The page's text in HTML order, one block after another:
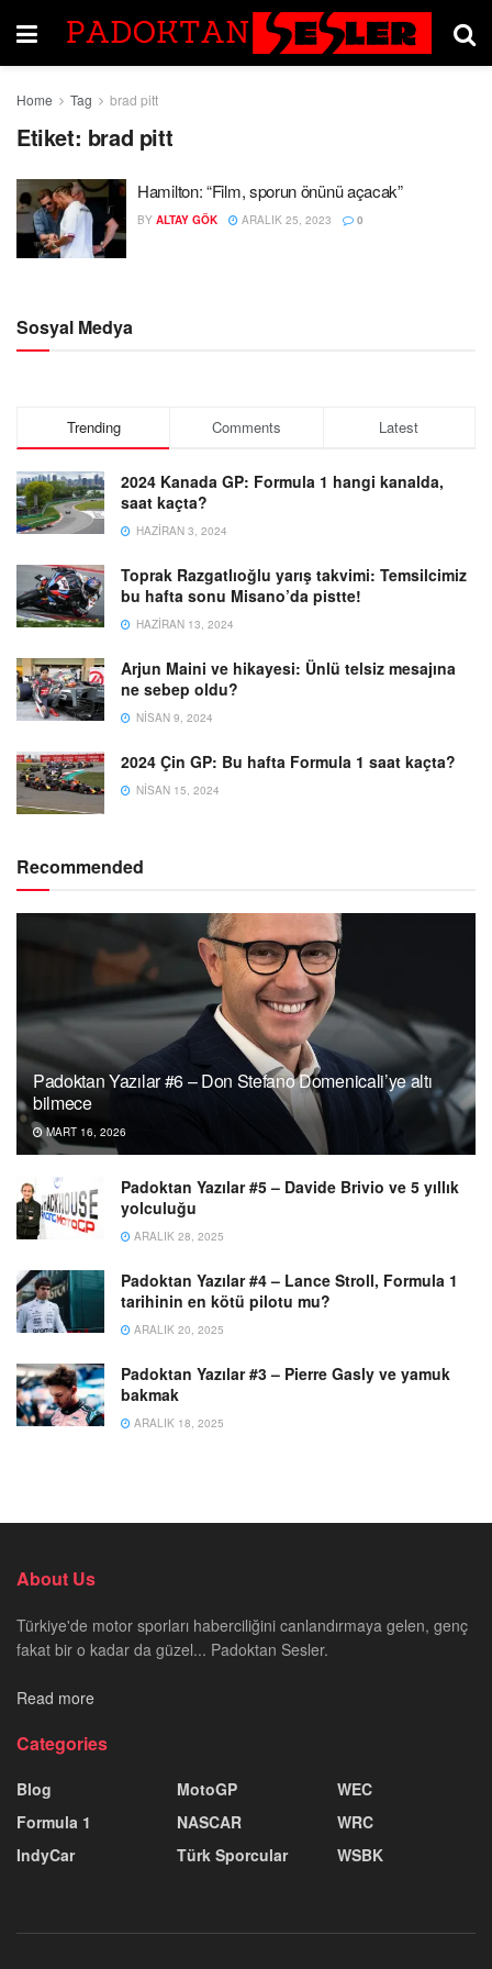
Home Tag brad pitt
Etiket: brad pitt
Hamilton: “Film, sporun önünü açacak”
BY ALTAY GÖK ARALIK 25, 2023 0
Sosyal Medya
Trending Comments Latest
2024 Kanada GP: Formula 1 hangi kanalda,
saat kaçta?
HAZIRAN 3, 2024
Toprak Razgatlıoğlu yarış takvimi: Temsilcimiz
bu hafta sonu Misano’da pistte!
HAZIRAN 13, 2024
Arjun Maini ve hikayesi: Ünlü telsiz mesajına
ne sebep oldu?
NISAN 9, 2024
2024 Çin GP: Bu hafta Formula 1 saat kaçta?
NISAN 15, 2024
Recommended
Padoktan Yazılar #6 – Don Stefano Domenicali’ye altı
bilmece
MART 16, 2026
Padoktan Yazılar #5 – Davide Brivio ve 5 yıllık
yolculuğu
ARALIK 28, 2025
Padoktan Yazılar #4 – Lance Stroll, Formula 1
tarihinin en kötü pilotu mu?
ARALIK 20, 2025
Padoktan Yazılar #3 – Pierre Gasly ve yamuk
bakmak
ARALIK 18, 2025
About Us
Türkiye'de motor sporları haberciliğini canlandırmaya gelen, genç
fakat bir o kadar da güzel... Padoktan Sesler.
Read more
Categories
Blog
Formula 1
IndyCar
MotoGP
NASCAR
Türk Sporcular
WEC
WRC
WSBK